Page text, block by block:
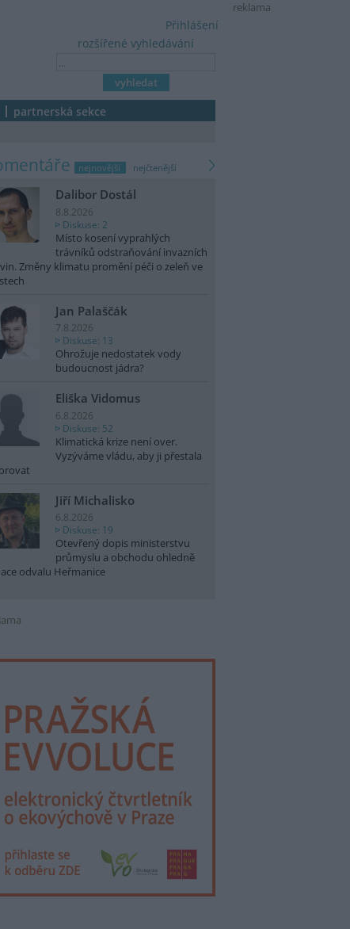
reklama
rozšířené vyhledávání
Přihlášení
partnerská sekce
nejnovější nejčtenější
Dalibor Dostál
8.8.2026
Diskuse: 2
Místo kosení vyprahlých
trávníků odstraňování invazních
Změny klimatu promění péči o zeleň ve
Jan Palaščák
7.8.2026
Diskuse: 13
Ohrožuje nedostatek vody
budoucnost jádra?
Eliška Vidomus
6.8.2026
Diskuse: 52
Klimatická krize není over.
Vyzýváme vládu, aby ji přestala
Jiří Michalisko
6.8.2026
Diskuse: 19
Otevřený dopis ministerstvu
průmyslu a obchodu ohledně
odvalu Heřmanice